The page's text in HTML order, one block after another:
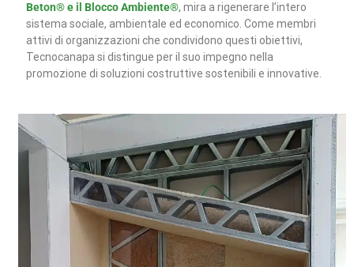
Beton® e il Blocco Ambiente®, mira a rigenerare l’intero
sistema sociale, ambientale ed economico. Come membri
attivi di organizzazioni che condividono questi obiettivi,
Tecnocanapa si distingue per il suo impegno nella
promozione di soluzioni costruttive sostenibili e innovative.